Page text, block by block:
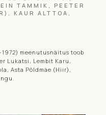
TAMMIK, PEETER
KAUR ALTTOA,
meenutusnäitus toob
Lukatsi, Lembit Karu,
Asta Põldmäe (Hiir),